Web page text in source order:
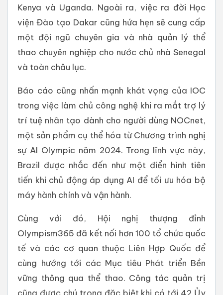
Kenya và Uganda. Ngoài ra, việc ra đời Học
viện Đào tạo Dakar cũng hứa hẹn sẽ cung cấp
một đội ngũ chuyên gia và nhà quản lý thể
thao chuyên nghiệp cho nước chủ nhà Senegal
và toàn châu lục.
Báo cáo cũng nhấn mạnh khát vọng của IOC
trong việc làm chủ công nghệ khi ra mắt trợ lý
trí tuệ nhân tạo dành cho người dùng NOCnet,
một sản phẩm cụ thể hóa từ Chương trình nghị
sự AI Olympic năm 2024. Trong lĩnh vực này,
Brazil được nhắc đến như một điển hình tiên
tiến khi chủ động áp dụng AI để tối ưu hóa bộ
máy hành chính và vận hành.
Cùng với đó, Hội nghị thượng đỉnh
Olympism365 đã kết nối hơn 100 tổ chức quốc
tế và các cơ quan thuộc Liên Hợp Quốc để
cùng hướng tới các Mục tiêu Phát triển Bền
vững thông qua thể thao. Công tác quản trị
cũng được chú trọng đặc biệt khi có tới 42 Ủy